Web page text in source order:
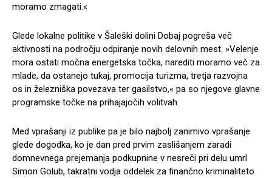
moramo zmagati.«
Glede lokalne politike v Šaleški dolini Dobaj pogreša več
aktivnosti na področju odpiranje novih delovnih mest. »Velenje
mora ostati močna energetska točka, narediti moramo več za
mlade, da ostanejo tukaj, promocija turizma, tretja razvojna
os in železniška povezava ter gasilstvo,« pa so njegove glavne
programske točke na prihajajočih volitvah.
Med vprašanji iz publike pa je bilo najbolj zanimivo vprašanje
glede dogodka, ko je dan pred prvim zaslišanjem zaradi
domnevnega prejemanja podkupnine v nesreči pri delu umrl
Simon Golub, takratni vodja oddelek za finančno kriminaliteto